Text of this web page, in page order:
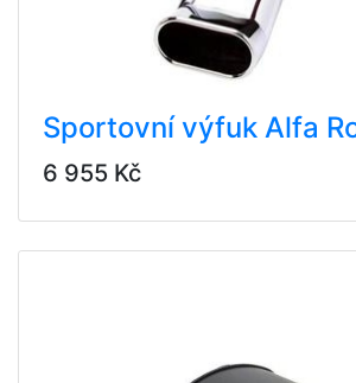
Sportovní výfuk Alfa
6 955 Kč